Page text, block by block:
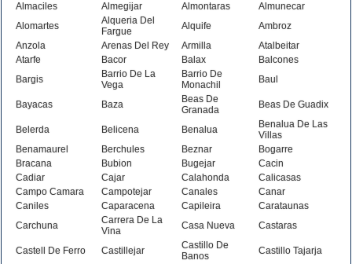
Almaciles
Almegijar Almontaras
Almunecar
Alomartes
Alqueria Del
Fargue
Alquife
Ambroz
Anzola
Arenas Del Rey Armilla
Atalbeitar
Atarfe
Bacor Balax
Balcones
Bargis
Barrio De La
Vega
Barrio De
Monachil
Baul
Bayacas Baza
Beas De
Granada
Beas De Guadix
Belerda Belicena Benalua
Benalua De Las
Villas
Benamaurel
Berchules Beznar
Bogarre
Bracana
Bubion Bugejar
Cacin
Cadiar
Cajar Calahonda
Calicasas
Campo Camara
Campotejar Canales
Canar
Caniles
Caparacena Capileira
Carataunas
Carchuna
Carrera De La
Vina
Casa Nueva Castaras
Castell De Ferro Castillejar
Castillo De
Banos
Castillo Tajarja